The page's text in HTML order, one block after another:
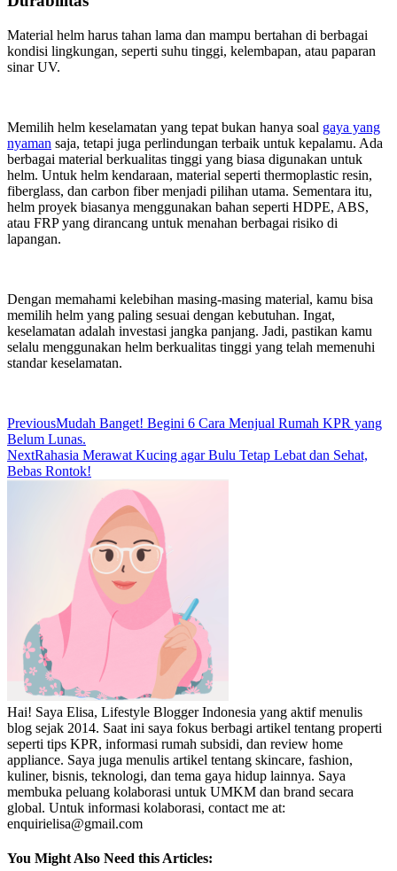
Material helm harus tahan lama dan mampu bertahan di berbagai
kondisi lingkungan, seperti suhu tinggi, kelembapan, atau paparan
sinar UV.
Memilih helm keselamatan yang tepat bukan hanya soal gaya yang
nyaman saja, tetapi juga perlindungan terbaik untuk kepalamu. Ada
berbagai material berkualitas tinggi yang biasa digunakan untuk
helm. Untuk helm kendaraan, material seperti thermoplastic resin,
fiberglass, dan carbon fiber menjadi pilihan utama. Sementara itu,
helm proyek biasanya menggunakan bahan seperti HDPE, ABS,
atau FRP yang dirancang untuk menahan berbagai risiko di
lapangan.
Dengan memahami kelebihan masing-masing material, kamu bisa
memilih helm yang paling sesuai dengan kebutuhan. Ingat,
keselamatan adalah investasi jangka panjang. Jadi, pastikan kamu
selalu menggunakan helm berkualitas tinggi yang telah memenuhi
standar keselamatan.
PreviousMudah Banget! Begini 6 Cara Menjual Rumah KPR yang
Belum Lunas.
NextRahasia Merawat Kucing agar Bulu Tetap Lebat dan Sehat,
Bebas Rontok!
Hai! Saya Elisa, Lifestyle Blogger Indonesia yang aktif menulis
blog sejak 2014. Saat ini saya fokus berbagi artikel tentang properti
seperti tips KPR, informasi rumah subsidi, dan review home
appliance. Saya juga menulis artikel tentang skincare, fashion,
kuliner, bisnis, teknologi, dan tema gaya hidup lainnya. Saya
membuka peluang kolaborasi untuk UMKM dan brand secara
global. Untuk informasi kolaborasi, contact me at:
enquirielisa@gmail.com
You Might Also Need this Articles: